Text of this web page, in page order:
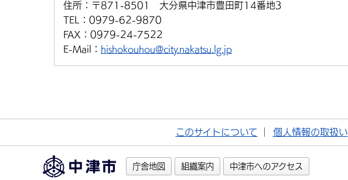
住所： 〒871-8501 大分県中津市豊田町14番地3
TEL： 0979-62-9870
FAX： 0979-24-7522
E-Mail： hishokouhou@city.nakatsu.lg.jp
このサイトについて 個人情報の取扱い
庁舎地図 組織案内 中津市へのアクセス